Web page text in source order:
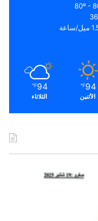
ساعة
94
℉
الأثنين
94
℉
الثلاثاء